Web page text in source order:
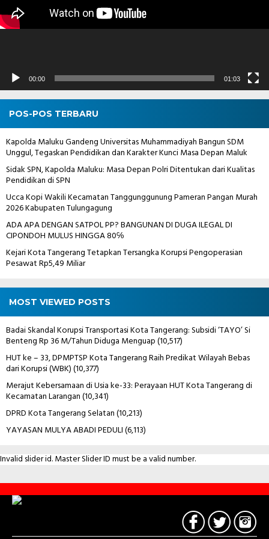
00:00 01:03
POS-POS TERBARU
Kapolda Maluku Gandeng Universitas Muhammadiyah Bangun SDM
Unggul, Tegaskan Pendidikan dan Karakter Kunci Masa Depan Maluk
Sidak SPN, Kapolda Maluku: Masa Depan Polri Ditentukan dari Kualitas
Pendidikan di SPN
Ucca Kopi Wakili Kecamatan Tanggunggunung Pameran Pangan Murah
2026 Kabupaten Tulungagung
ADA APA DENGAN SATPOL PP? BANGUNAN DI DUGA ILEGAL DI
CIPONDOH MULUS HINGGA 80℅
Kejari Kota Tangerang Tetapkan Tersangka Korupsi Pengoperasian
Pesawat Rp5,49 Miliar
MOST VIEWED POSTS
Badai Skandal Korupsi Transportasi Kota Tangerang: Subsidi ‘TAYO’ Si
Benteng Rp 36 M/Tahun Diduga Menguap(10,517)
HUT ke – 33, DPMPTSP Kota Tangerang Raih Predikat Wilayah Bebas
dari Korupsi (WBK)(10,377)
Merajut Kebersamaan di Usia ke-33: Perayaan HUT Kota Tangerang di
Kecamatan Larangan(10,341)
DPRD Kota Tangerang Selatan(10,213)
YAYASAN MULYA ABADI PEDULI(6,113)
Invalid slider id. Master Slider ID must be a valid number.
Contact
Us